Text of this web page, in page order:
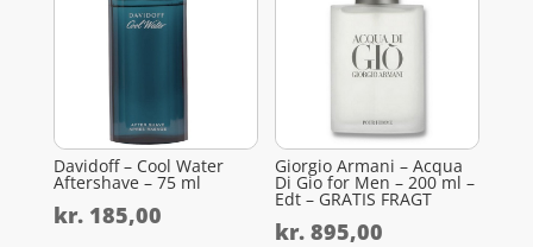
Davidoff – Cool Water
Aftershave – 75 ml
kr.185,00
Giorgio Armani – Acqua
Di Gio for Men – 200 ml –
Edt – GRATIS FRAGT
kr. 895,00